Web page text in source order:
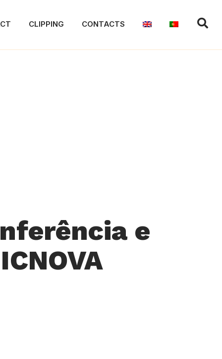
CLIPPING CONTACTS
e